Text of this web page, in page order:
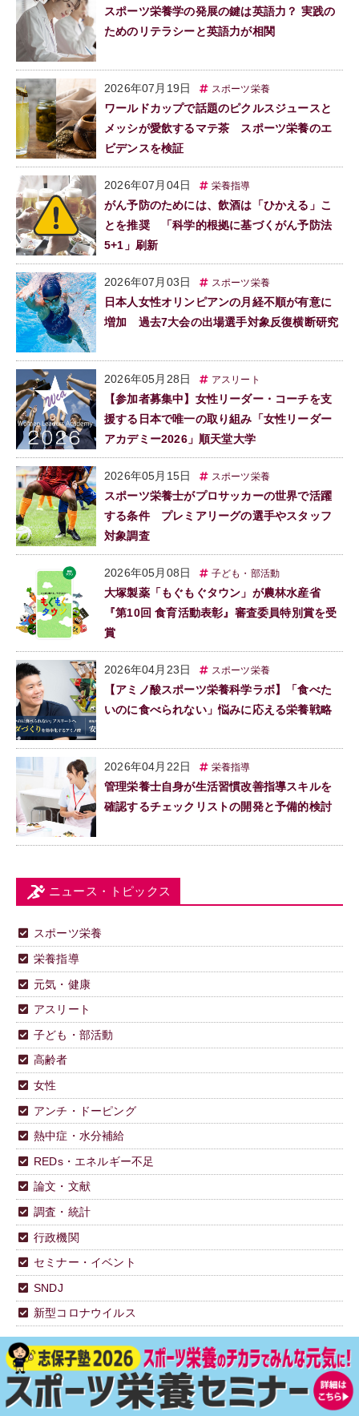
スポーツ栄養学の発展の鍵は英語力？ 実践の
ためのリテラシーと英語力が相関
2026年07月19日 スポーツ栄養
ワールドカップで話題のピクルスジュースと
メッシが愛飲するマテ茶 スポーツ栄養のエ
ビデンスを検証
2026年07月04日 栄養指導
がん予防のためには、飲酒は「ひかえる」こ
とを推奨 「科学的根拠に基づくがん予防法
5+1」刷新
2026年07月03日 スポーツ栄養
日本人女性オリンピアンの月経不順が有意に
増加 過去7大会の出場選手対象反復横断研究
2026年05月28日 アスリート
【参加者募集中】女性リーダー・コーチを支
援する日本で唯一の取り組み「女性リーダー
アカデミー2026」順天堂大学
2026年05月15日 スポーツ栄養
スポーツ栄養士がプロサッカーの世界で活躍
する条件 プレミアリーグの選手やスタッフ
対象調査
2026年05月08日 子ども・部活動
大塚製薬「もぐもぐタウン」が農林水産省
『第10回 食育活動表彰』審査委員特別賞を受
賞
2026年04月23日 スポーツ栄養
【アミノ酸スポーツ栄養科学ラボ】「食べた
いのに食べられない」悩みに応える栄養戦略
2026年04月22日 栄養指導
管理栄養士自身が生活習慣改善指導スキルを
確認するチェックリストの開発と予備的検討
ニュース・トピックス
スポーツ栄養
栄養指導
元気・健康
アスリート
子ども・部活動
高齢者
女性
アンチ・ドーピング
熱中症・水分補給
REDs・エネルギー不足
論文・文献
調査・統計
行政機関
セミナー・イベント
SNDJ
新型コロナウイルス